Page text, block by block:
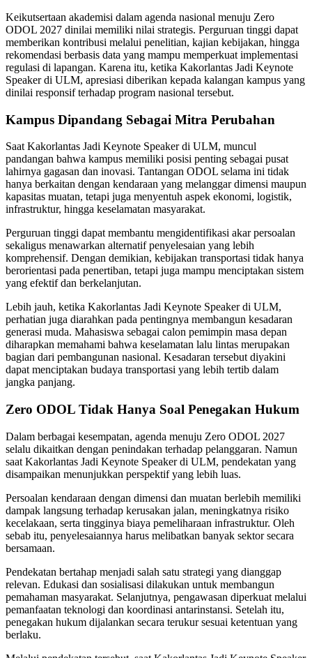
Keikutsertaan akademisi dalam agenda nasional menuju Zero
ODOL 2027 dinilai memiliki nilai strategis. Perguruan tinggi dapat
memberikan kontribusi melalui penelitian, kajian kebijakan, hingga
rekomendasi berbasis data yang mampu memperkuat implementasi
regulasi di lapangan. Karena itu, ketika Kakorlantas Jadi Keynote
Speaker di ULM, apresiasi diberikan kepada kalangan kampus yang
dinilai responsif terhadap program nasional tersebut.
Kampus Dipandang Sebagai Mitra Perubahan
Saat Kakorlantas Jadi Keynote Speaker di ULM, muncul
pandangan bahwa kampus memiliki posisi penting sebagai pusat
lahirnya gagasan dan inovasi. Tantangan ODOL selama ini tidak
hanya berkaitan dengan kendaraan yang melanggar dimensi maupun
kapasitas muatan, tetapi juga menyentuh aspek ekonomi, logistik,
infrastruktur, hingga keselamatan masyarakat.
Perguruan tinggi dapat membantu mengidentifikasi akar persoalan
sekaligus menawarkan alternatif penyelesaian yang lebih
komprehensif. Dengan demikian, kebijakan transportasi tidak hanya
berorientasi pada penertiban, tetapi juga mampu menciptakan sistem
yang efektif dan berkelanjutan.
Lebih jauh, ketika Kakorlantas Jadi Keynote Speaker di ULM,
perhatian juga diarahkan pada pentingnya membangun kesadaran
generasi muda. Mahasiswa sebagai calon pemimpin masa depan
diharapkan memahami bahwa keselamatan lalu lintas merupakan
bagian dari pembangunan nasional. Kesadaran tersebut diyakini
dapat menciptakan budaya transportasi yang lebih tertib dalam
jangka panjang.
Zero ODOL Tidak Hanya Soal Penegakan Hukum
Dalam berbagai kesempatan, agenda menuju Zero ODOL 2027
selalu dikaitkan dengan penindakan terhadap pelanggaran. Namun
saat Kakorlantas Jadi Keynote Speaker di ULM, pendekatan yang
disampaikan menunjukkan perspektif yang lebih luas.
Persoalan kendaraan dengan dimensi dan muatan berlebih memiliki
dampak langsung terhadap kerusakan jalan, meningkatnya risiko
kecelakaan, serta tingginya biaya pemeliharaan infrastruktur. Oleh
sebab itu, penyelesaiannya harus melibatkan banyak sektor secara
bersamaan.
Pendekatan bertahap menjadi salah satu strategi yang dianggap
relevan. Edukasi dan sosialisasi dilakukan untuk membangun
pemahaman masyarakat. Selanjutnya, pengawasan diperkuat melalui
pemanfaatan teknologi dan koordinasi antarinstansi. Setelah itu,
penegakan hukum dijalankan secara terukur sesuai ketentuan yang
berlaku.